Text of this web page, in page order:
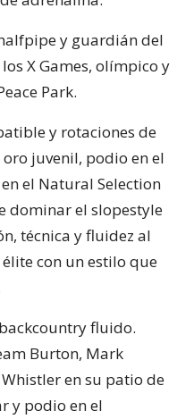
y guardián del
X Games, olímpico y
Park.
y rotaciones de
juvenil, podio en el
el Natural Selection
dominar el slopestyle
técnica y fluidez al
con un estilo que
fluido.
Burton, Mark
en su patio de
y podio en el